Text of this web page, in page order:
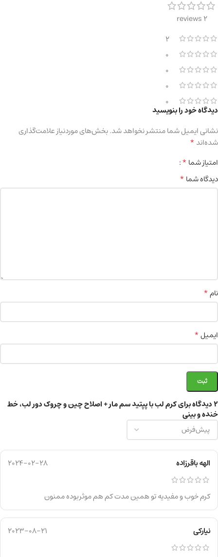
2 reviews
2
0
0
0
0
2 دیدگاه برای کرم لب با پپتید سم مار + اصلاح چین و چروک دور لب، خط
خنده و بینی
الهه باقرزاده 2024-02-28
کرم خوب و مفیدیه تو همین مدت کم هم موثربوده ممنون
نیارکی 2023-08-21
دیدگاه خود را بنویسید
نشانی ایمیل شما منتشر نخواهد شد.بخش‌های موردنیاز علامت‌گذاری
شده‌اند*
امتیاز شما*
دیدگاه شما*
نام*
ایمیل*